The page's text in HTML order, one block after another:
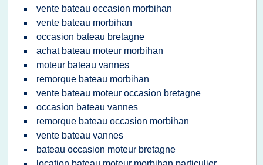
vente bateau occasion morbihan
vente bateau morbihan
occasion bateau bretagne
achat bateau moteur morbihan
moteur bateau vannes
remorque bateau morbihan
vente bateau moteur occasion bretagne
occasion bateau vannes
remorque bateau occasion morbihan
vente bateau vannes
bateau occasion moteur bretagne